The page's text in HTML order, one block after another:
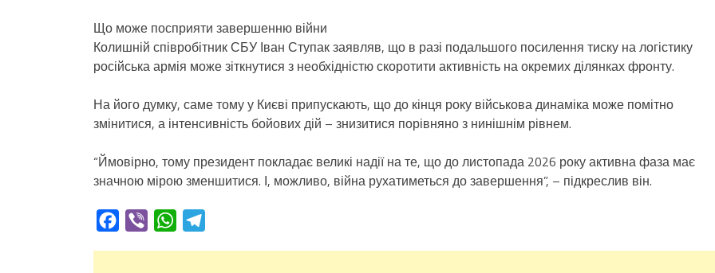
Що може посприяти завершенню війни
Колишній співробітник СБУ Іван Ступак заявляв, що в разі подальшого посилення тиску на логістику
російська армія може зіткнутися з необхідністю скоротити активність на окремих ділянках фронту.
На його думку, саме тому у Києві припускають, що до кінця року військова динаміка може помітно
змінитися, а інтенсивність бойових дій – знизитися порівняно з нинішнім рівнем.
“Ймовірно, тому президент покладає великі надії на те, що до листопада 2026 року активна фаза має
значною мірою зменшитися. І, можливо, війна рухатиметься до завершення”, – підкреслив він.
Facebook
Viber WhatsApp